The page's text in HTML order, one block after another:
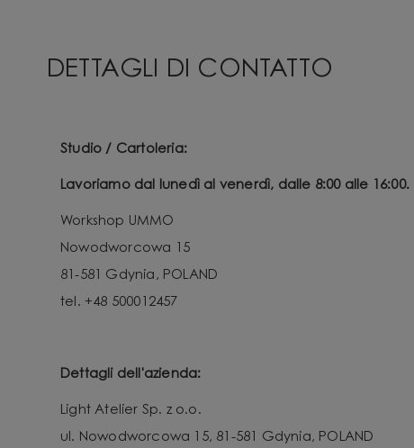
DETTAGLI DI CONTATTO
Studio / Cartoleria:
Lavoriamo dal lunedì al venerdì, dalle 8:00 alle 16:00.
Workshop UMMO
Nowodworcowa 15
81-581 Gdynia, POLAND
tel. +48 500012457
Dettagli dell'azienda:
Light Atelier Sp. z o.o.
ul. Nowodworcowa 15, 81-581 Gdynia, POLAND